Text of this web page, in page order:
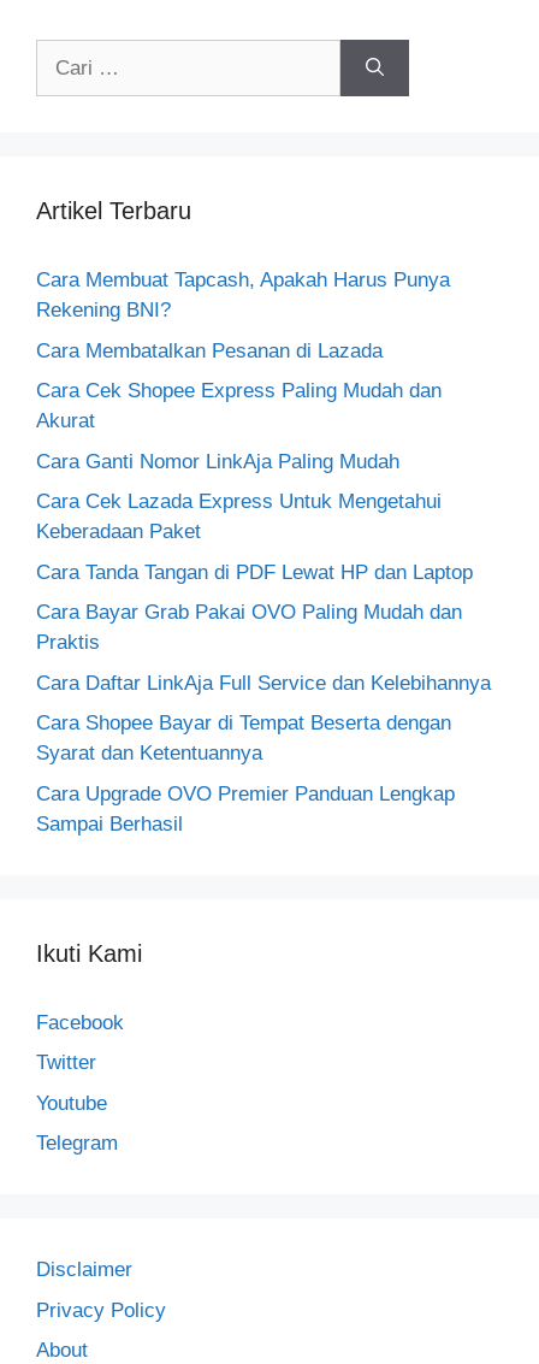
Artikel Terbaru
Cara Membuat Tapcash, Apakah Harus Punya
Rekening BNI?
Cara Membatalkan Pesanan di Lazada
Cara Cek Shopee Express Paling Mudah dan
Akurat
Cara Ganti Nomor LinkAja Paling Mudah
Cara Cek Lazada Express Untuk Mengetahui
Keberadaan Paket
Cara Tanda Tangan di PDF Lewat HP dan Laptop
Cara Bayar Grab Pakai OVO Paling Mudah dan
Praktis
Cara Daftar LinkAja Full Service dan Kelebihannya
Cara Shopee Bayar di Tempat Beserta dengan
Syarat dan Ketentuannya
Cara Upgrade OVO Premier Panduan Lengkap
Sampai Berhasil
Ikuti Kami
Facebook
Twitter
Youtube
Telegram
Disclaimer
Privacy Policy
About